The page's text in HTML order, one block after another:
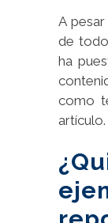
A
de
ha
como
artículo.